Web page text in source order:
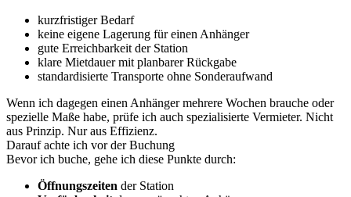
kurzfristiger Bedarf
keine eigene Lagerung für einen Anhänger
gute Erreichbarkeit der Station
klare Mietdauer mit planbarer Rückgabe
standardisierte Transporte ohne Sonderaufwand
Wenn ich dagegen einen Anhänger mehrere Wochen brauche oder
spezielle Maße habe, prüfe ich auch spezialisierte Vermieter. Nicht
aus Prinzip. Nur aus Effizienz.
Darauf achte ich vor der Buchung
Bevor ich buche, gehe ich diese Punkte durch:
Öffnungszeiten der Station